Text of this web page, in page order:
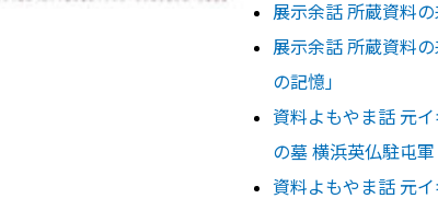
展示余話 所蔵資料
展示余話 所蔵資料
の記憶」
資料よもやま話 元
の墓 横浜英仏駐屯軍
資料よもやま話 元